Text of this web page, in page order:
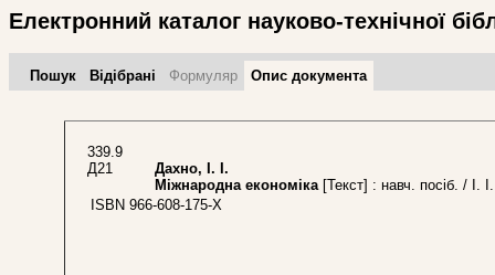
Електронний каталог науково-технічної
Пошук Відібрані Формуляр Опис документа
339.9
Д21
Дахно, І. І.
Міжнародна економіка [Текст] : навч. посіб. /
ISBN 966-608-175-Х